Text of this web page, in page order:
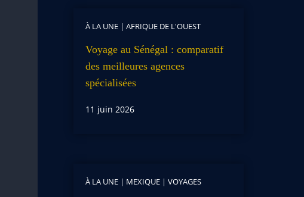
À LA UNE| AFRIQUE DE L'OUEST
Voyage au Sénégal : comparatif
des meilleures agences
spécialisées
11 juin 2026
À LA UNE| MEXIQUE| VOYAGES